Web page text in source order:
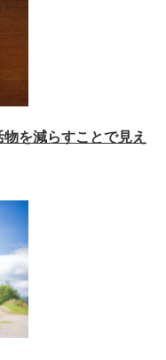
を減らすことで見え